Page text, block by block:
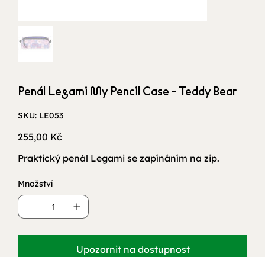
Penál Legami My Pencil Case - Teddy Bear
SKU: SKU
LE053
LE053
Cena
255,00 Kč
Praktický penál Legami se zapínáním na zip.
Množství
Upozornit na dostupnost